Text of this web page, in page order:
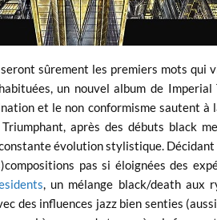
sûrement les premiers mots qui
un nouvel album de
et le non conformisme sautent
Triumphant, après des débuts black
évolution stylistique. Décidant
pas si éloignées des
, un mélange black/death aux
des influences jazz bien senties